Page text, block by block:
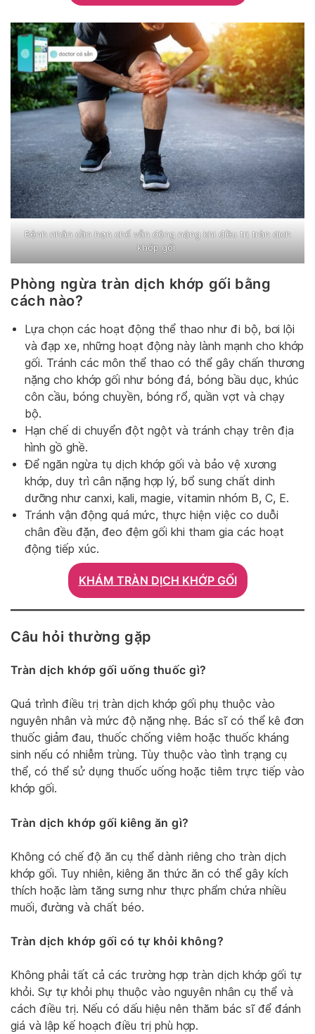
Bệnh nhân cần hạn chế vẫn động nặng khi điều trị tràn dịch
khớp gối
Phòng ngừa tràn dịch khớp gối bằng
cách nào?
Lựa chọn các hoạt động thể thao như đi bộ, bơi lội
và đạp xe, những hoạt động này lành mạnh cho khớp
gối. Tránh các môn thể thao có thể gây chấn thương
nặng cho khớp gối như bóng đá, bóng bầu dục, khúc
côn cầu, bóng chuyền, bóng rổ, quần vợt và chạy
bộ.
Hạn chế di chuyển đột ngột và tránh chạy trên địa
hình gồ ghề.
Để ngăn ngừa tụ dịch khớp gối và bảo vệ xương
khớp, duy trì cân nặng hợp lý, bổ sung chất dinh
dưỡng như canxi, kali, magie, vitamin nhóm B, C, E.
Tránh vận động quá mức, thực hiện việc co duỗi
chân đều đặn, đeo đệm gối khi tham gia các hoạt
động tiếp xúc.
KHÁM TRÀN DỊCH KHỚP GỐI
Câu hỏi thường gặp
Tràn dịch khớp gối uống thuốc gì?
Quá trình điều trị tràn dịch khớp gối phụ thuộc vào
nguyên nhân và mức độ nặng nhẹ. Bác sĩ có thể kê đơn
thuốc giảm đau, thuốc chống viêm hoặc thuốc kháng
sinh nếu có nhiễm trùng. Tùy thuộc vào tình trạng cụ
thể, có thể sử dụng thuốc uống hoặc tiêm trực tiếp vào
khớp gối.
Tràn dịch khớp gối kiêng ăn gì?
Không có chế độ ăn cụ thể dành riêng cho tràn dịch
khớp gối. Tuy nhiên, kiêng ăn thức ăn có thể gây kích
thích hoặc làm tăng sưng như thực phẩm chứa nhiều
muối, đường và chất béo.
Tràn dịch khớp gối có tự khỏi không?
Không phải tất cả các trường hợp tràn dịch khớp gối tự
khỏi. Sự tự khỏi phụ thuộc vào nguyên nhân cụ thể và
cách điều trị. Nếu có dấu hiệu nên thăm bác sĩ để đánh
giá và lập kế hoạch điều trị phù hợp.